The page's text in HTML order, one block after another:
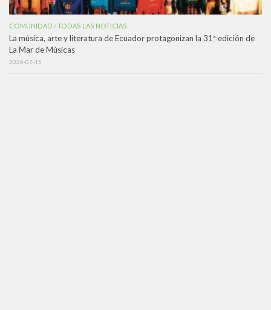
COMUNIDAD /TODAS LAS NOTICIAS
La música, arte y literatura de Ecuador protagonizan la 31ª edición de
La Mar de Músicas
2026-07-15